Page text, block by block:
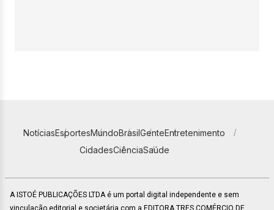
NotíciasEsportesMundoBrasilGenteEntretenimento
CidadesCiênciaSaúde
A ISTOÉ PUBLICAÇÕES LTDA é um portal digital independente e sem
vinculação editorial e societária com a EDITORA TRES COMÉRCIO DE